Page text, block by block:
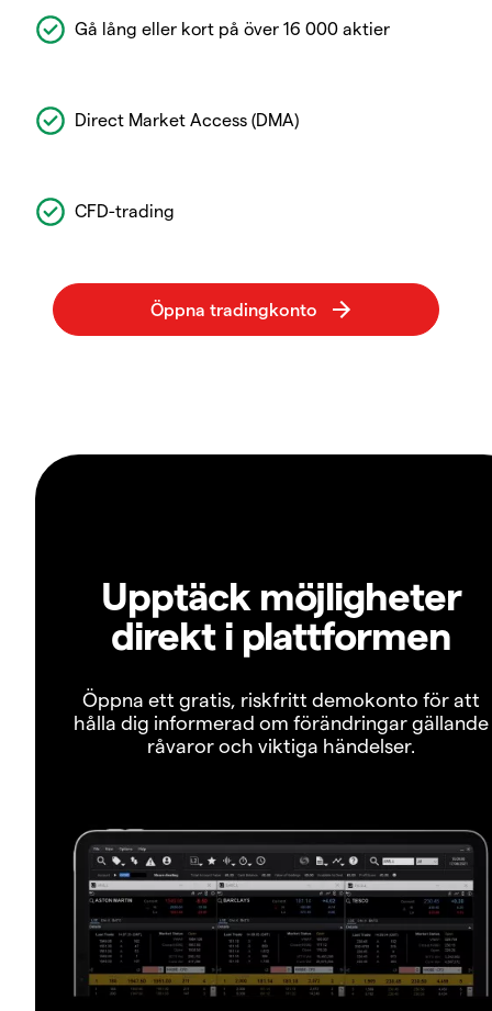
Gå lång eller kort på över 16 000 aktier
Direct Market Access (DMA)
CFD-trading
Upptäck möjligheter
direkt i plattformen
Öppna ett gratis, riskfritt demokonto för att
hålla dig informerad om förändringar gällande
råvaror och viktiga händelser.